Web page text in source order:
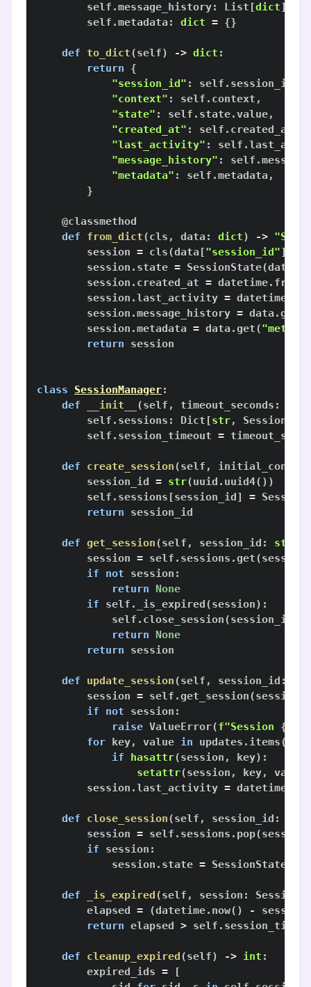
        self
.message_history: List [dict]
        self
.metadata : dict = {}
def to_dict(self) -> dict :
return
{
"session_id" : self . session_id
"context" : self . context ,
"state" : self . state.value,
"created_at" : self . created_at
"last_activity" : self .
"message_history" : self .
"metadata" : self .metadata ,
}
@classmethod
def
from_dict(cls , data : dict) ->
        session
= cls(data ["session_id"]
        session
. state = SessionState(data
        session
. created_at = datetime.
        session
.last_activity = datetime
        session
.message_history = data .get
        session
.metadata = data .get(
return
class SessionManager:
def
__init__ (self , timeout_seconds :
        self
. sessions : Dict [str, Session
        self
. session_timeout =
def create_session(self ,
initial_context
        session_id
= str(uuid . uuid4( ) )
        self
. sessions [session_id] = Session
return
def get_session(self , session_id : str
        session
= self . sessions .get(
if
not session :
return
None
if self . _is_expired(session) :
            self
. close_session(session_id
return
None
return
def update_session(self , session_id :
        session
= self .get_session(
if
not session :
raise ValueError(f"Session {
for key, value in updates . items(
if
hasattr(session , key) :
setattr(session , key, value
        session
.last_activity = datetime
def close_session(self , session_id :
        session
= self . sessions . pop(
if session :
            session
. state = SessionState
def _is_expired(self , session : Session
        elapsed
= (datetime. now( ) - session
return elapsed > self .
def cleanup_expired(self) -> int :
        expired_ids
=
[